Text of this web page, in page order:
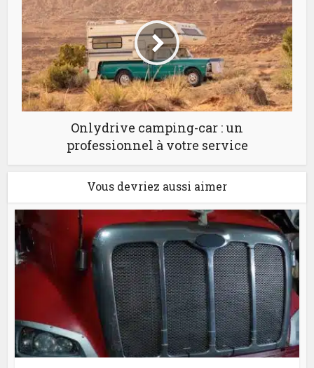
Onlydrive camping-car : un
professionnel à votre service
Vous devriez aussi aimer